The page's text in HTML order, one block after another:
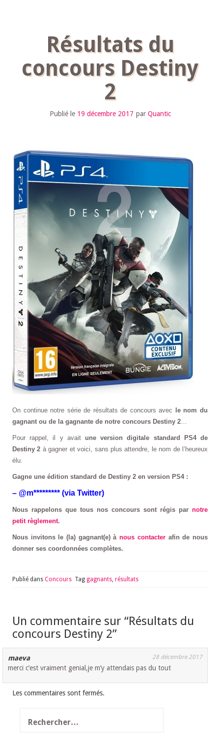
Résultats du
concours Destiny
2
Publié le 19 décembre 2017 par Quantic
On continue notre série de résultats de concours avec
le nom du
gagnant ou de la gagnante de notre concours Destiny 2…
Pour rappel, il y avait une version digitale standard PS4 de
Destiny 2 à gagner et voici, sans plus attendre, le nom de l’heureux
élu.
Gagne une édition standard de Destiny 2 en version PS4 :
– @m********* (via Twitter)
Nous rappelons que tous nos concours sont régis par notre
petit règlement.
Nous invitons le (la) gagnant(e) ànous contacterafin de nous
donner ses coordonnées complètes.
Publié dans Concours Tag gagnants, résultats
Un commentaire sur “Résultats du
concours Destiny 2”
maeva 28 décembre 2017
merci c’est vraiment genial,je m’y attendais pas du tout
Les commentaires sont fermés.